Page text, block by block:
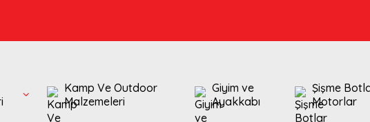
Kamp Ve Outdoor
Malzemeleri
Giyim ve
Ayakkabı
Şişme
Motorlar